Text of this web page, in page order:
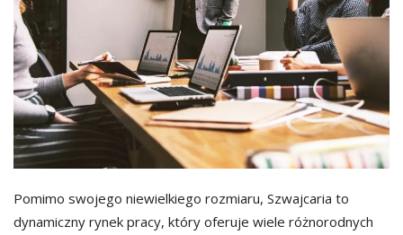
Pomimo swojego niewielkiego rozmiaru, Szwajcaria to
dynamiczny rynek pracy, który oferuje wiele różnorodnych